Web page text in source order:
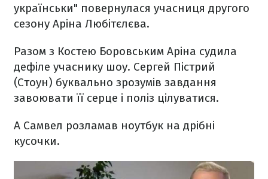
українськи" повернулася учасниця другого
сезону Аріна Любітєлєва.
Разом з Костею Боровським Аріна судила
дефіле учаснику шоу. Сергей Пістрий
(Стоун) буквально зрозумів завдання
завоювати її серце і поліз цілуватися.
А Самвел розламав ноутбук на дрібні
кусочки.